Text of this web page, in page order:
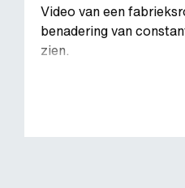
Video van een
benadering van
zien.